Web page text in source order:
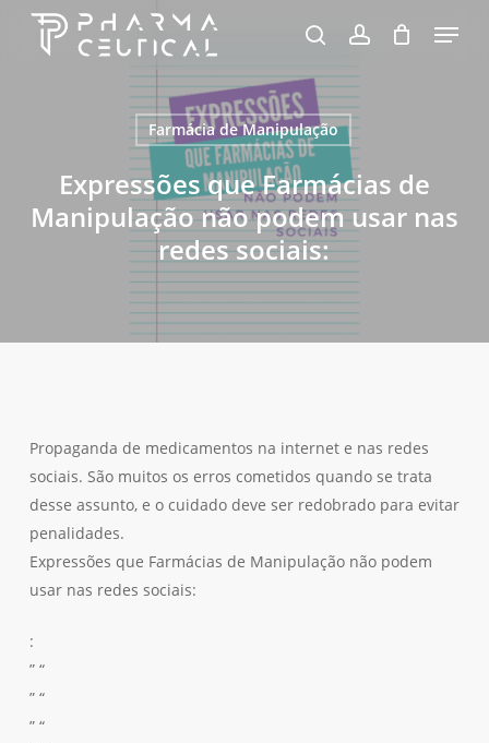
pesquisaaccount
Menu
Carrinho Fechar
Farmácia de Manipulação
Expressões que Farmácias de
Manipulação não podem usar nas
redes sociais:
Propaganda de medicamentos na internet e nas redes
sociais. São muitos os erros cometidos quando se trata
desse assunto, e o cuidado deve ser redobrado para evitar
penalidades.
Expressões que Farmácias de Manipulação não podem
usar nas redes sociais:
:
” “
” “
” “